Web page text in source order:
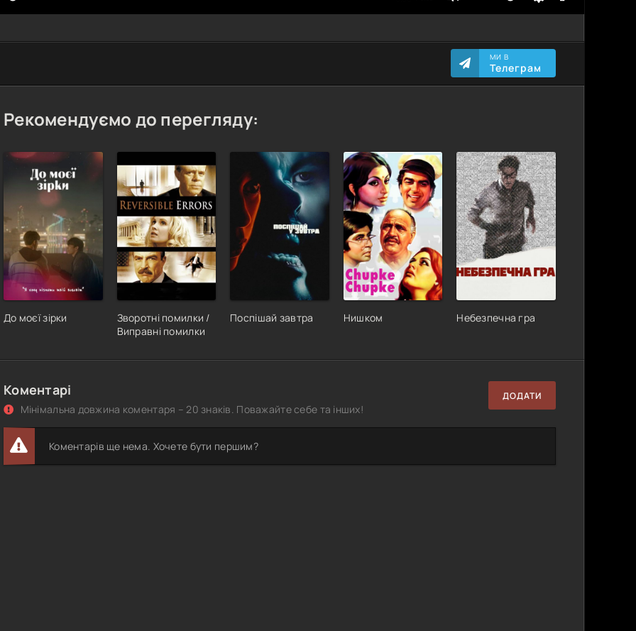
МИ В
Телеграм
Рекомендуємо до перегляду:
До моєї зірки
Зворотні помилки /
Виправні помилки
Поспішай завтра Нишком Небезпечна гра
Коментарі
Мінімальна довжина коментаря – 20 знаків. Поважайте себе та інших!
ДОДАТИ
Коментарів ще нема. Хочете бути першим?